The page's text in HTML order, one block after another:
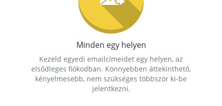
Minden egy helyen
Kezeld egyedi emailcímeidet egy helyen, az
elsődleges fiókodban. Könnyebben áttekinthető,
kényelmesebb, nem szükséges többször ki-be
jelentkezni.